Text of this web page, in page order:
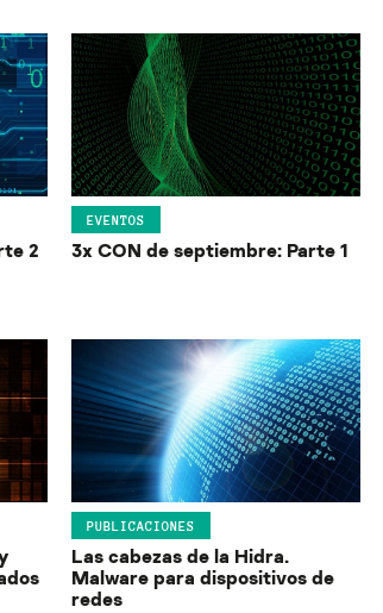
2
EVENTOS
3x CON de septiembre: Parte 1
PUBLICACIONES
Las cabezas de la Hidra.
Malware para dispositivos de
redes